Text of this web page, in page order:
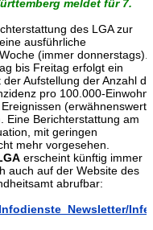
meldet für 7.
des LGA zur
ausführliche
(immer donnerstags).
bis Freitag erfolgt ein
Aufstellung der Anzahl
pro 100.000-
(erwähnenswerte
Eine Berichterstattung am
mit geringen
mehr vorgesehen.
erscheint künftig immer
auch auf der Website des
abrufbar: